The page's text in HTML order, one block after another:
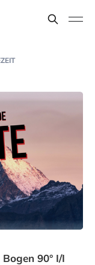
90° I/I